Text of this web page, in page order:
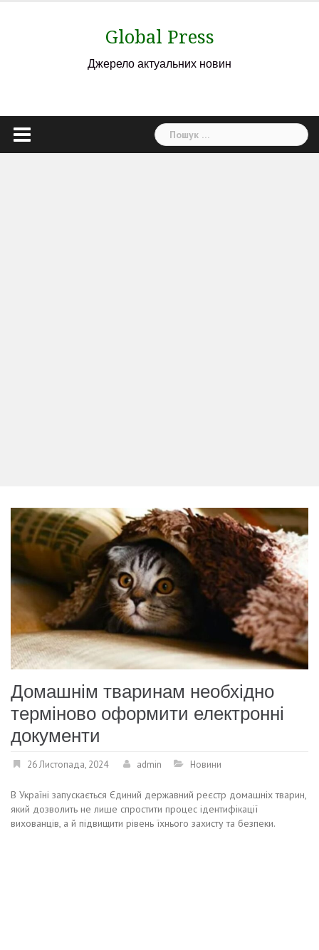
Global Press
Джерело актуальних новин
Пошук:
Домашнім тваринам необхідно
терміново оформити електронні
документи
26 Листопада, 2024 admin Новини
В Україні запускається Єдиний державний реєстр домашніх тварин,
який дозволить не лише спростити процес ідентифікації
вихованців, а й підвищити рівень їхнього захисту та безпеки.